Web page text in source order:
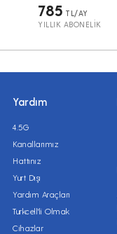
785 TL/AY
YILLIK ABONELİK
Yardım
4.5G
Kanallarımız
Hattınız
Yurt Dışı
Yardım Araçları
Turkcell'li Olmak
Cihazlar